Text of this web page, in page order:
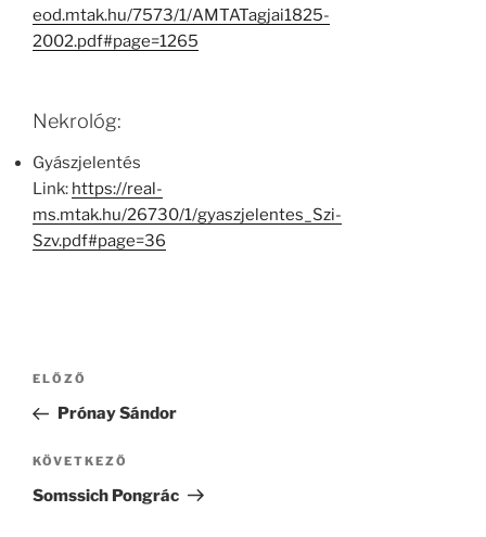
eod.mtak.hu/7573/1/AMTATagjai1825-
2002.pdf#page=1265
Nekrológ:
Gyászjelentés
Link: https://real-
ms.mtak.hu/26730/1/gyaszjelentes_Szi-
Szv.pdf#page=36
Bejegyzés
Korábbi
bejegyzés
ELŐZŐ
Prónay Sándor
Következő
bejegyzés
KÖVETKEZŐ
Somssich Pongrác